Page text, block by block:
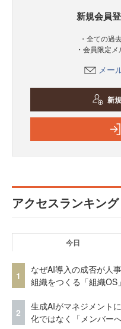
新規会員
・全ての過
・会員限定
メー
新
アクセスランキング
今日
1
なぜAI導入の成否が人
組織をつくる「組織OS
2
生成AIがマネジメント
化ではなく「メンバー